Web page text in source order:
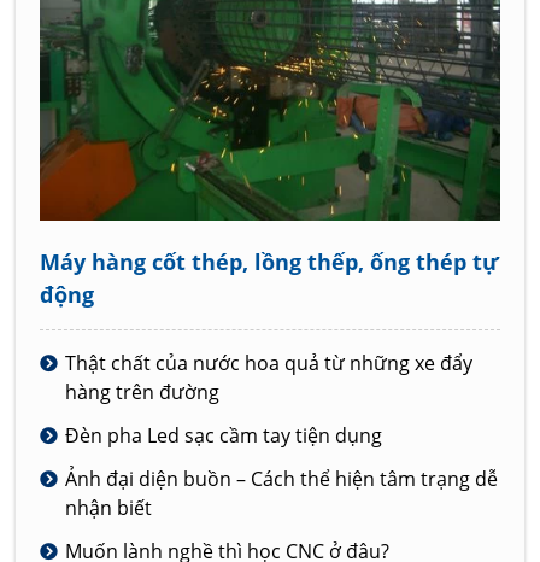
Máy hàng cốt thép, lồng thếp, ống thép tự
động
Thật chất của nước hoa quả từ những xe đẩy
hàng trên đường
Đèn pha Led sạc cầm tay tiện dụng
Ảnh đại diện buồn – Cách thể hiện tâm trạng dễ
nhận biết
Muốn lành nghề thì học CNC ở đâu?